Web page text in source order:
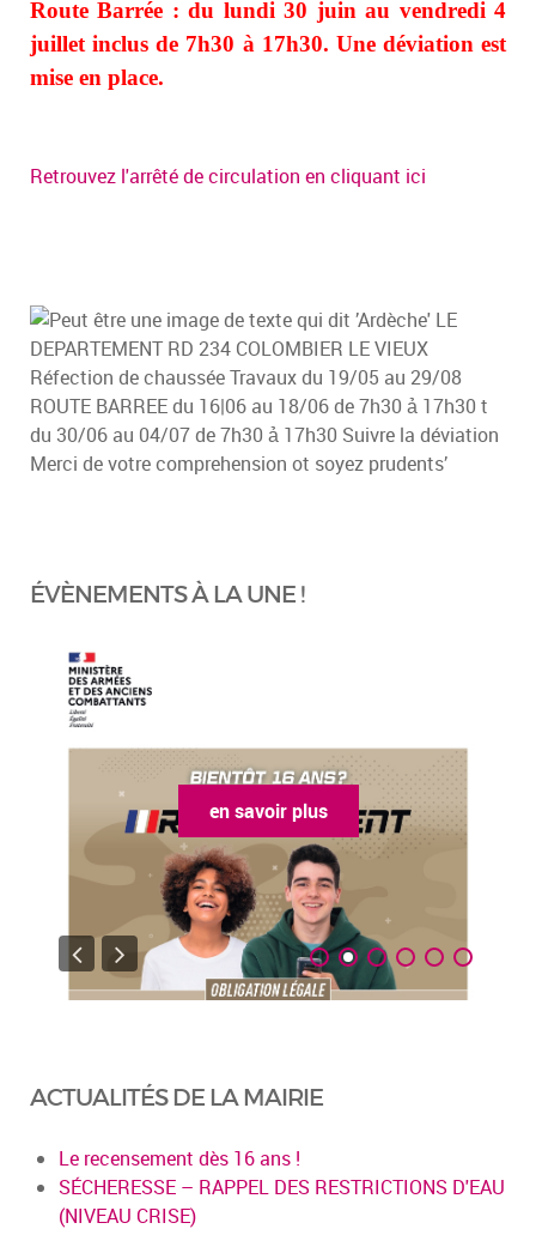
Route Barrée : du lundi 30 juin au vendredi 4
juillet inclus de 7h30 à 17h30. Une déviation est
mise en place.
Retrouvez l'arrêté de circulation en cliquant ici
ÉVÈNEMENTS À LA UNE !
en savoir plus
ACTUALITÉS DE LA MAIRIE
Le recensement dès 16 ans !
SÉCHERESSE – RAPPEL DES RESTRICTIONS D'EAU
(NIVEAU CRISE)